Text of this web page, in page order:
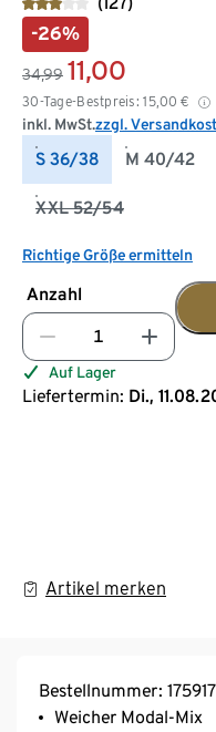
-26%
34,99 11,00
30-Tage-Bestpreis: 15,00 €
inkl. MwSt.zzgl.
S 36/38 M 40/42
XXL 52/54
Richtige Größe ermitteln
Anzahl
Auf Lager
Liefertermin: Di.,
Artikel merken
Bestellnummer: 175917
Weicher Modal-Mix